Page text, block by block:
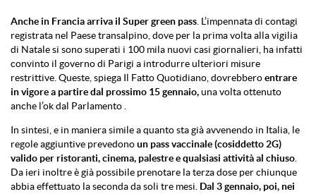
Anche in Francia arriva il Super green pass . L’impennata di contagi
registrata nel Paese transalpino, dove per la prima volta alla vigilia
di Natale si sono superati i 100 mila nuovi casi giornalieri, ha infatti
convinto il governo di Parigi a introdurre ulteriori misure
restrittive. Queste, spiega Il Fatto Quotidiano, dovrebberoentrare
in vigore a partire dal prossimo 15 gennaio,una volta ottenuto
anche l’ok dal Parlamento .
In sintesi, e in maniera simile a quanto sta già avvenendo in Italia, le
regole aggiuntive prevedonoun pass vaccinale (cosiddetto 2G)
valido per ristoranti, cinema, palestre e qualsiasi attività al chiuso
Da ieri inoltre è già possibile prenotare la terza dose per chiunque
abbia effettuato la seconda da soli tre mesi. Dal 3 gennaio, poi, nei